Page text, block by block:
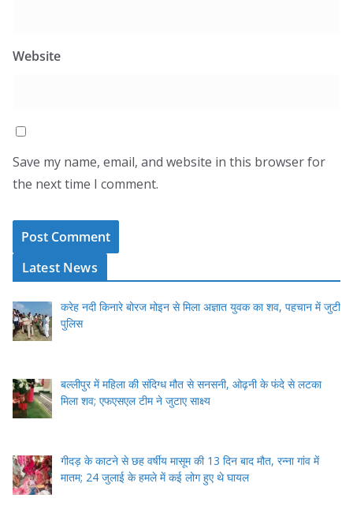
Website
Save my name, email, and website in this browser for
the next time I comment.
Latest News
करेह नदी किनारे बोरज मोइन से मिला अज्ञात युवक का शव, पहचान में जुटी
पुलिस
बल्लीपुर में महिला की संदिग्ध मौत से सनसनी, ओढ़नी के फंदे से लटका
मिला शव; एफएसएल टीम ने जुटाए साक्ष्य
गीदड़ के काटने से छह वर्षीय मासूम की 13 दिन बाद मौत, रन्ना गांव में
मातम; 24 जुलाई के हमले में कई लोग हुए थे घायल